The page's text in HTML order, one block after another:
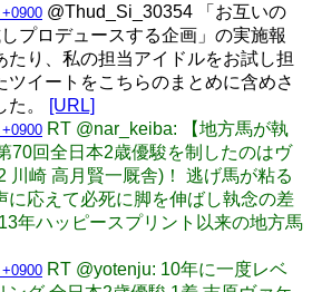
@Thud_Si_30354 「お互いの
プロデュースする企画」の実施報
たり、私の担当アイドルをお試し担
ツイートをこちらのまとめに含めさ
た。
[URL]
RT @nar_keiba: 【地方馬が執
70回全日本2歳優駿を制したのはヴ
川崎 高月賢一厩舎)！ 逃げ馬が粘る
に応えて必死に脚を伸ばし執念の差
年ハッピースプリント以来の地方馬
RT @yotenju: 10年に一度レベ